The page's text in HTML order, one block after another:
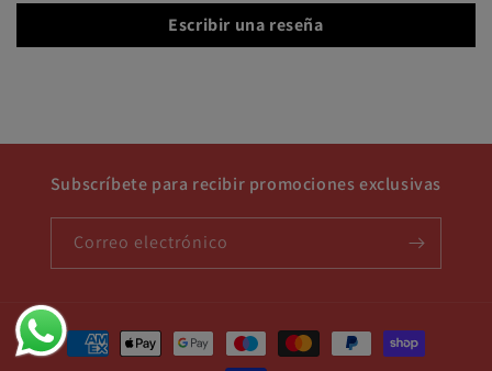
Escribir una reseña
Subscríbete para recibir promociones exclusivas
Correo electrónico
Formas
de